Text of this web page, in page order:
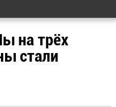
на трёх
стали